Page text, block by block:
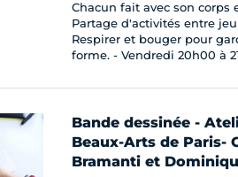
Chacun fait avec son corps
Partage d'activités entre
Respirer et bouger pour
forme. - Vendredi 20h00 à
Bande dessinée -
Beaux-Arts de Paris-
Bramanti et